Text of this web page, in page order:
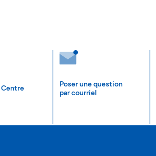
Centre
Poser une question
par courriel